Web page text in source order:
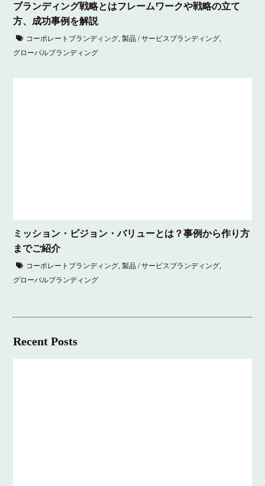
ブランディング戦略とはフレームワークや戦略の立て
方、成功事例を解説
コーポレートブランディング ,製品 / サービスブランディング
グローバルブランディング
ミッション・ビジョン・バリューとは？事例から作り方
までご紹介
コーポレートブランディング ,製品 / サービスブランディング
グローバルブランディング
Recent Posts